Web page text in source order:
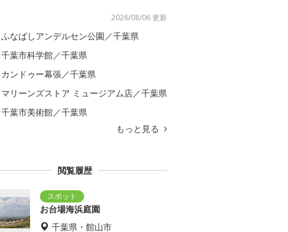
2026/08/06 更新
ふなばしアンデルセン公園／千葉県
千葉市科学館／千葉県
カンドゥー幕張／千葉県
マリーンズストア ミュージアム店／千葉県
千葉市美術館／千葉県
もっと見る
閲覧履歴
お台場海浜庭園
千葉県・館山市